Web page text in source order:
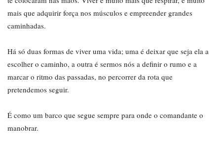
mais que adquirir força nos músculos e empreender grandes
caminhadas.
Há só duas formas de viver uma vida; uma é deixar que seja ela a
escolher o caminho, a outra é sermos nós a definir o rumo e a
marcar o ritmo das passadas, no percorrer da rota que
pretendemos seguir.
É como um barco que segue sempre para onde o comandante o
manobrar.